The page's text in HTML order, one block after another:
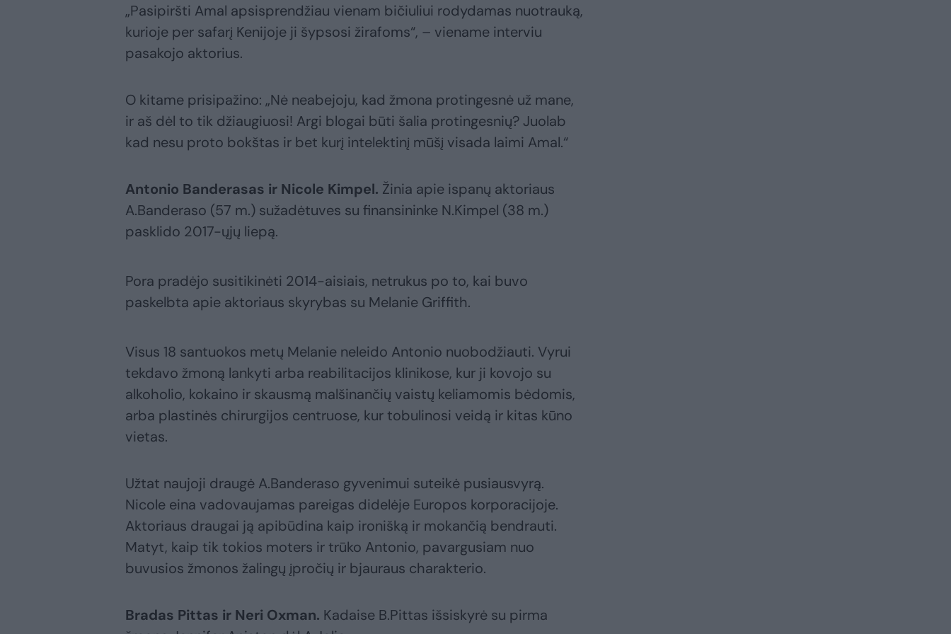
„Pasipiršti Amal apsisprendžiau vienam bičiuliui rodydamas nuotrauką,
kurioje per safarį Kenijoje ji šypsosi žirafoms“, – viename interviu
pasakojo aktorius.
O kitame prisipažino: „Nė neabejoju, kad žmona protingesnė už mane,
ir aš dėl to tik džiaugiuosi! Argi blogai būti šalia protingesnių? Juolab
kad nesu proto bokštas ir bet kurį intelektinį mūšį visada laimi Amal.“
Antonio Banderasas ir Nicole Kimpel. Žinia apie ispanų aktoriaus
A.Banderaso (57 m.) sužadėtuves su finansininke N.Kimpel (38 m.)
pasklido 2017-ųjų liepą.
Pora pradėjo susitikinėti 2014-aisiais, netrukus po to, kai buvo
paskelbta apie aktoriaus skyrybas su Melanie Griffith.
Visus 18 santuokos metų Melanie neleido Antonio nuobodžiauti. Vyrui
tekdavo žmoną lankyti arba reabilitacijos klinikose, kur ji kovojo su
alkoholio, kokaino ir skausmą malšinančių vaistų keliamomis bėdomis,
arba plastinės chirurgijos centruose, kur tobulinosi veidą ir kitas kūno
vietas.
Užtat naujoji draugė A.Banderaso gyvenimui suteikė pusiausvyrą.
Nicole eina vadovaujamas pareigas didelėje Europos korporacijoje.
Aktoriaus draugai ją apibūdina kaip ironišką ir mokančią bendrauti.
Matyt, kaip tik tokios moters ir trūko Antonio, pavargusiam nuo
buvusios žmonos žalingų įpročių ir bjauraus charakterio.
Bradas Pittas ir Neri Oxman. Kadaise B.Pittas išsiskyrė su pirma